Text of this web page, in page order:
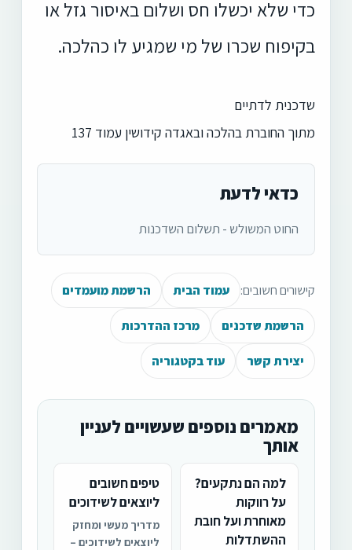
כדי שלא יכשלו חס ושלום באיסור גזל או
בקיפוח שכרו של מי שמגיע לו כהלכה.
שדכנית לדתיים
מתוך החוברת בהלכה ובאגדה קידושין עמוד 137
כדאי לדעת
החוט המשולש - תשלום השדכנות
קישורים חשובים: עמוד הבית הרשמת מועמדים
הרשמת שדכנים מרכז ההדרכות
יצירת קשר עוד בקטגוריה
מאמרים נוספים שעשויים לעניין
אותך
למה הם נתקעים?
על רווקות
מאוחרת ועל חובת
ההשתדלות
טיפים חשובים
ליוצאים לשידוכים
מדריך מעשי ומחזק
ליוצאים לשידוכים –